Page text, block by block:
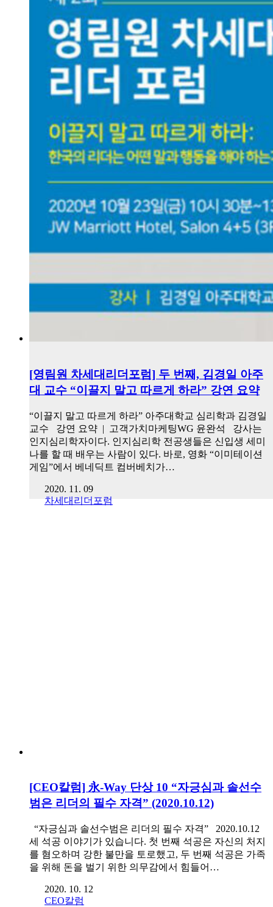
[영림원 차세대리더포럼] 두 번째, 김경일 아주
대 교수 “이끌지 말고 따르게 하라” 강연 요약
“이끌지 말고 따르게 하라” 아주대학교 심리학과 김경일
교수 강연 요약 | 고객가치마케팅WG 윤완석 강사는
인지심리학자이다. 인지심리학 전공생들은 신입생 세미
나를 할 때 배우는 사람이 있다. 바로, 영화 “이미테이션
게임”에서 베네딕트 컴버베치가…
2020. 11. 09
차세대리더포럼
[CEO칼럼] 永-Way 단상 10 “자긍심과 솔선수
범은 리더의 필수 자격” (2020.10.12)
“자긍심과 솔선수범은 리더의 필수 자격” 2020.10.12
세 석공 이야기가 있습니다. 첫 번째 석공은 자신의 처지
를 혐오하며 강한 불만을 토로했고, 두 번째 석공은 가족
을 위해 돈을 벌기 위한 의무감에서 힘들어…
2020. 10. 12
CEO칼럼